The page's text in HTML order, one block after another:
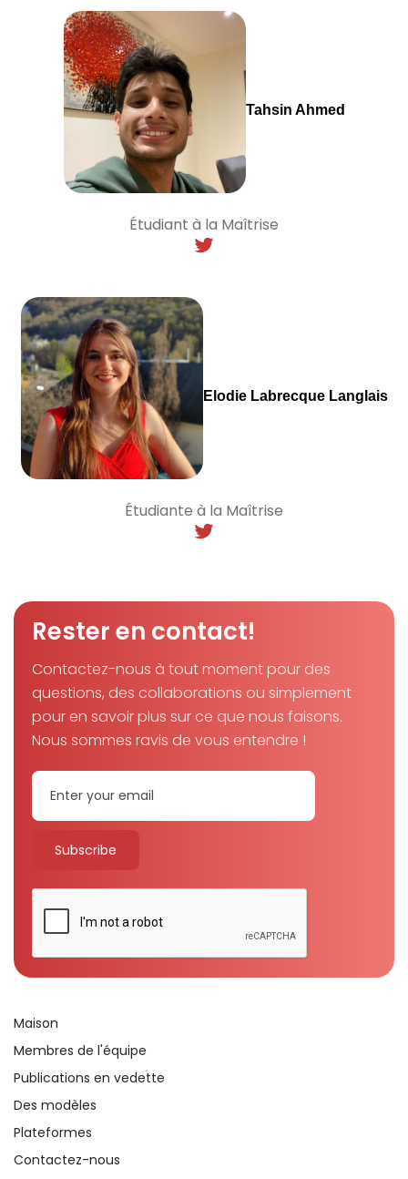
Tahsin Ahmed
Étudiant à la Maîtrise
Elodie Labrecque Langlais
Étudiante à la Maîtrise
Rester en contact!
Contactez-nous à tout moment pour des
questions, des collaborations ou simplement
pour en savoir plus sur ce que nous faisons.
Nous sommes ravis de vous entendre !
Maison
Membres de l'équipe
Publications en vedette
Des modèles
Plateformes
Contactez-nous